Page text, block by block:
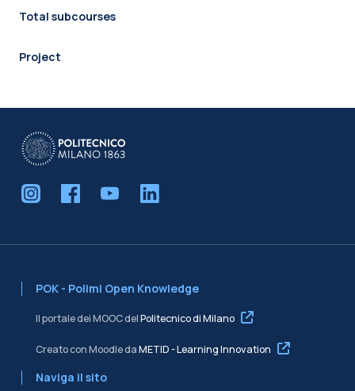
Total subcourses
Project
POK - Polimi Open Knowledge
Il portale dei MOOC delPolitecnico di Milano
Creato con Moodle daMETID - Learning Innovation
Naviga il sito